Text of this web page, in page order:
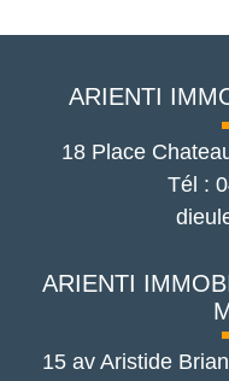
ARIENTI
18 Place
Tél :
ARIENTI
15 av Aristide